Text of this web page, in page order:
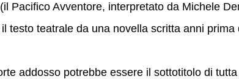
Pacifico Avventore, interpretato da Michele
testo teatrale da una novella scritta anni
addosso potrebbe essere il sottotitolo di